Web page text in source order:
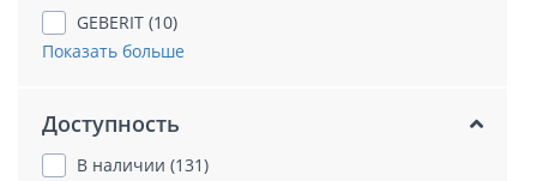
GEBERIT (10)
Показать больше
Доступность
В наличии (131)